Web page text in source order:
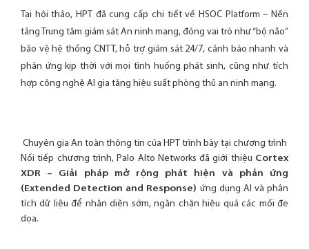
Tại hội thảo, HPT đã cung cấp chi tiết về HSOC Platform – Nền
tảng Trung tâm giám sát An ninh mạng, đóng vai trò như “bộ não”
bảo vệ hệ thống CNTT, hỗ trợ giám sát 24/7, cảnh báo nhanh và
phản ứng kịp thời với mọi tình huống phát sinh, cũng như tích
hợp công nghệ AI gia tăng hiệu suất phòng thủ an ninh mạng.
Chuyên gia An toàn thông tin của HPT trình bày tại chương trình
Nối tiếp chương trình, Palo Alto Networks đã giới thiệu Cortex
XDR – Giải pháp mở rộng phát hiện và phản ứng
(Extended Detection and Response) ứng dụng AI và phân
tích dữ liệu để nhận diện sớm, ngăn chặn hiệu quả các mối đe
dọa.